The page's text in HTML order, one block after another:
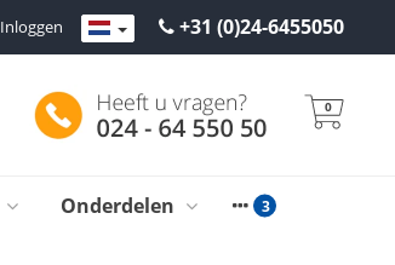
+31 (0)24-6455050
Inloggen
0
Onderdelen